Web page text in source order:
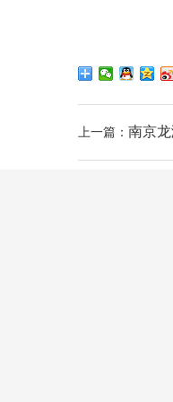
上一篇： 南京